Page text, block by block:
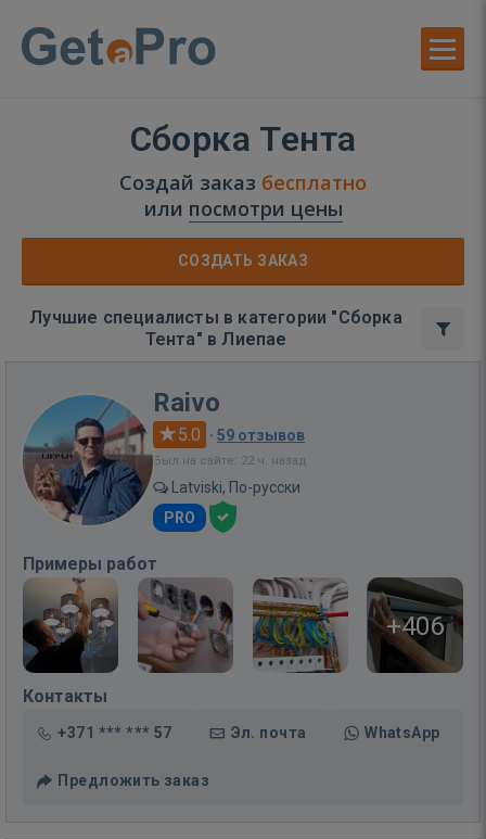
Сборка Тента
Создай заказ бесплатно
или посмотри цены
СОЗДАТЬ ЗАКАЗ
Лучшие специалисты в категории "Сборка
Тента" в Лиепае
Raivo
5.0 · 59 отзывов
Был на сайте: 22 ч. назад
Latviski, По-русски
PRO
Примеры работ
+406
Контакты
+371 *** *** 57 Эл. почта WhatsApp
Предложить заказ